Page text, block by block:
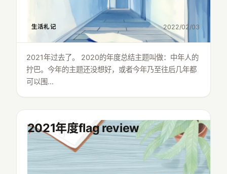
生活札记 2022/02/03
2021年过去了。 2020的年度总结主题叫做：中年人的
拧巴。今年的主题还没想好，或者今年乃至往后几年都
可以围…
2021年度flag review